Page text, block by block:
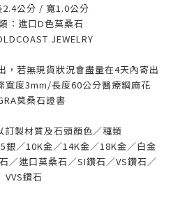
公分 / 寬1.0公分
：進口D色莫桑石
JEWELRY
，若無現貨狀況會盡量在4天內寄出
寬度3mm/長度60公分醫療鋼麻花
莫桑石證書
訂製材質及石頭顏色／種類
銀／10K金／14K金／18K金／白金
／進口莫桑石／SI鑽石／VS鑽石／
VVS鑽石